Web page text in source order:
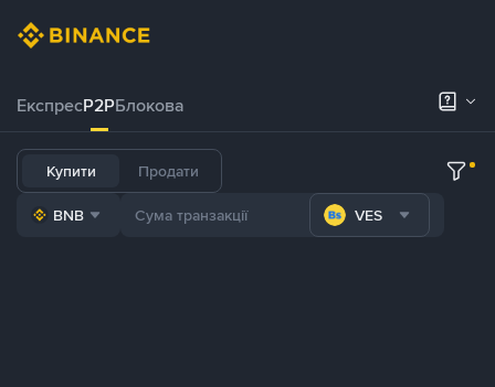
ЕкспресP2PБлокова
Купити Продати
BNB VES